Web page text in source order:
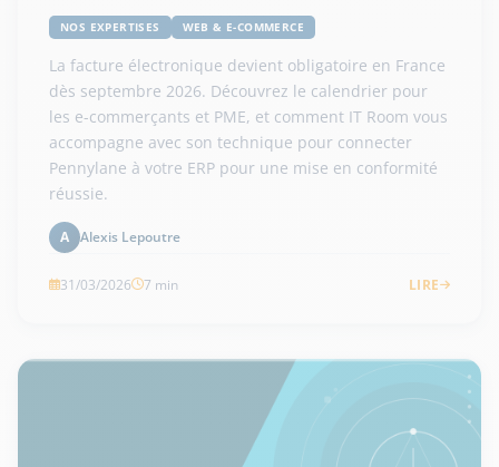
NOS EXPERTISES WEB & E-COMMERCE
La facture électronique devient obligatoire en France
dès septembre 2026. Découvrez le calendrier pour
les e-commerçants et PME, et comment IT Room vous
accompagne avec son technique pour connecter
Pennylane à votre ERP pour une mise en conformité
réussie.
A Alexis Lepoutre
31/03/2026 7 min LIRE